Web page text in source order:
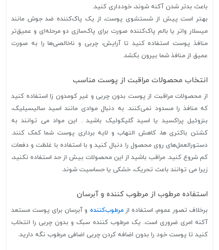
باعث بدتر شدن آکنه شوند، خودداری کنید.
بهتر است پیش از شستشوی پوست، از یک پاک‌کننده ضد جوش مانند
میسلار واتر یا بالم پاک‌کننده صورت برای پاک‌سازی دو مرحله‌ای و عمیق‌تر
منافذ پوست استفاده کنید تا آرایش، چربی و ناخالصی‌ها را به صورت
عمیق از منافذ شما بیرون بکشد.
انتخاب محصولات مراقبت از پوست مناسب
از محصولات مراقبت از پوست بدون چربی و غیر کومدون زا استفاده کنید
که منافذ را مسدود نمی‌کنند. به دنبال موادی مانند اسید سالیسیلیک،
بنزوئیل پراکسید یا اسید گلیکولیک باشید . این مواد می توانند به
کشتن باکتری ها، کاهش التهاب و لایه برداری پوست شما کمک کنند.
دستورالعمل‌های روی محصول را دنبال کنید و با استفاده با غلظت و دفعات
کم شروع کنید. مراقب باشید از این محصولات بیش از حد استفاده نکنید،
زیرا می توانند باعث تحریک، خشکی یا حساسیت شوند.
استفاده مرطوب از مرطوب کننده و آبرسان
برخلاف تصور عموم، استفاده ازمرطوب‌کننده و آبرسان برای پوست مستعد
آکنه امری ضروری است. یک مرطوب کننده سبک و بدون چربی را انتخاب
کنید تا پوست خود را بدون اضافه کردن چربی اضافی مرطوب نگه دارید.